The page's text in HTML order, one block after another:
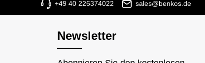
+49 40 226374022 sales@benkos.de
Newsletter